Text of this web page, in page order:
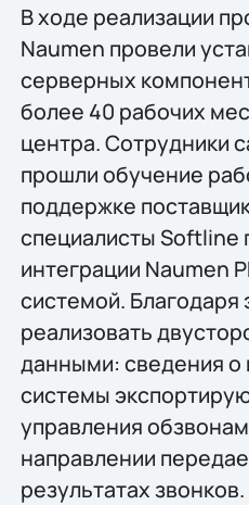
В ходе реализации
Naumen провели
серверных
более 40 рабочих
центра. Сотрудники
прошли обучение
поддержке
специалисты Softline
интеграции Naumen
системой. Благодаря
реализовать
данными: сведения о
системы
управления
направлении
результатах звонков.